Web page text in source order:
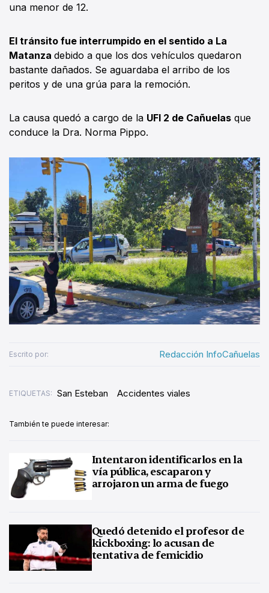
una menor de 12.
El tránsito fue interrumpido en el sentido a La
Matanza debido a que los dos vehículos quedaron
bastante dañados. Se aguardaba el arribo de los
peritos y de una grúa para la remoción.
La causa quedó a cargo de la UFI 2 de Cañuelas que
conduce la Dra. Norma Pippo.
Escrito por: Redacción InfoCañuelas
ETIQUETAS: San Esteban Accidentes viales
También te puede interesar:
Intentaron identificarlos en la
vía pública, escaparon y
arrojaron un arma de fuego
Quedó detenido el profesor de
kickboxing: lo acusan de
tentativa de femicidio